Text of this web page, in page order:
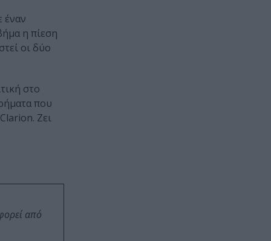
έναν
η πίεση
οι δύο
στο
που
Ζει
από